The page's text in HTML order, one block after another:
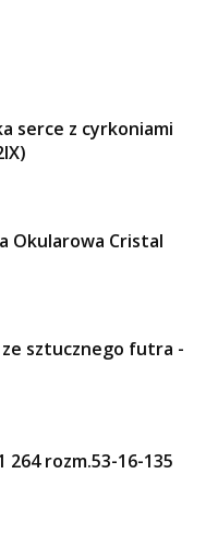
serce z cyrkoniami
Okularowa Cristal
ze sztucznego futra -
264 rozm.53-16-135